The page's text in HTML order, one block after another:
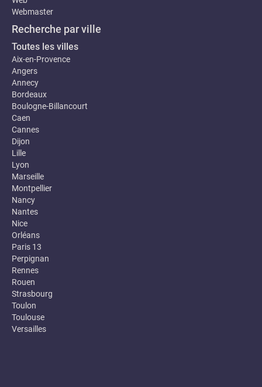
Webmaster
Recherche par ville
Toutes les villes
Aix-en-Provence
Angers
Annecy
Bordeaux
Boulogne-Billancourt
Caen
Cannes
Dijon
Lille
Lyon
Marseille
Montpellier
Nancy
Nantes
Nice
Orléans
Paris 13
Perpignan
Rennes
Rouen
Strasbourg
Toulon
Toulouse
Versailles